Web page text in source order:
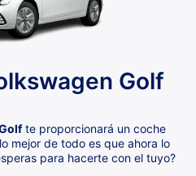
Golf
te proporcionará un coche
mejor de todo es que ahora lo
para hacerte con el tuyo?